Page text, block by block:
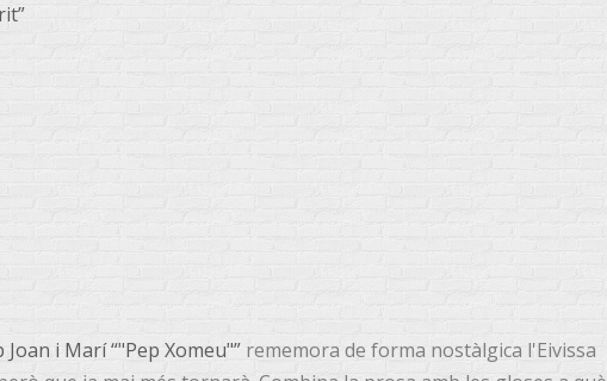
Joan i Marí “"Pep Xomeu"” rememora de forma nostàlgica l'Eivissa